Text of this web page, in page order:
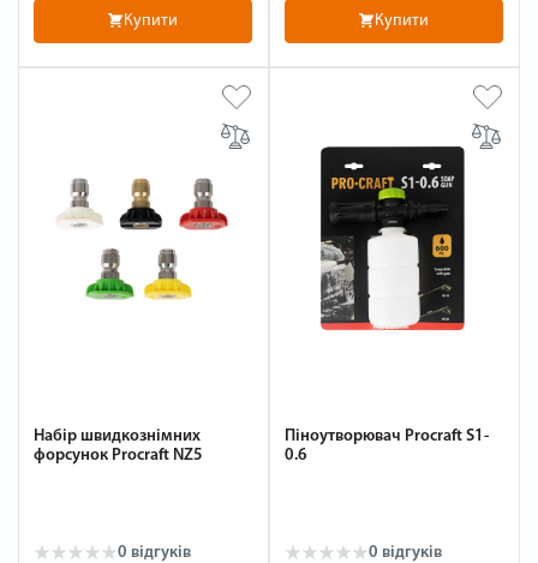
Купити Купити
Набір швидкознімних
форсунок Procraft NZ5
0 відгуків
Піноутворювач Procraft S1-
0.6
0 відгуків